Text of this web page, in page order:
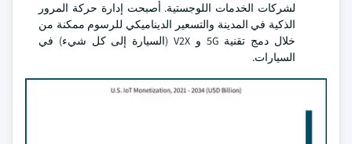
لشركات الخدمات اللوجستية. أصبحت إدارة حركة المرور
الذكية في المدينة والتسعير الديناميكي للرسوم ممكنة من
خلال دمج تقنية 5G و V2X (السيارة إلى كل شيء) في
السيارات.